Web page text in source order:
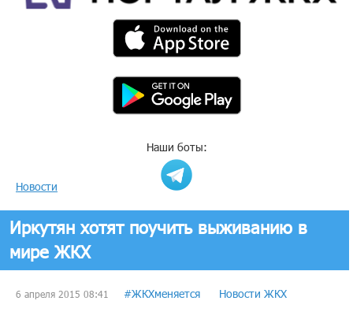
Наши боты:
Новости
Иркутян хотят поучить выживанию в
мире ЖКХ
6 апреля 2015 08:41 #ЖКХменяется Новости ЖКХ